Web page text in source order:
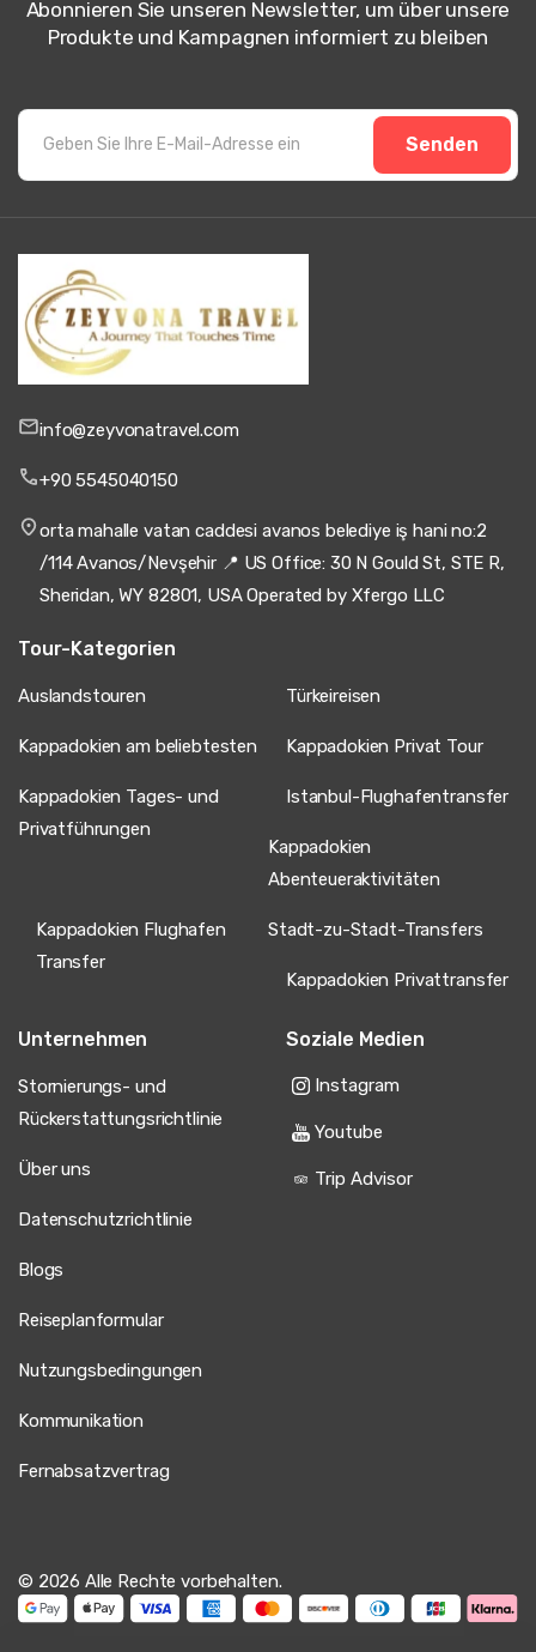
Abonnieren Sie unseren Newsletter, um über unsere
Produkte und Kampagnen informiert zu bleiben
Senden
info@zeyvonatravel.com
+90 5545040150
orta mahalle vatan caddesi avanos belediye iş hani no:2
/114 Avanos/Nevşehir 📍 US Office: 30 N Gould St, STE R,
Sheridan, WY 82801, USA Operated by Xfergo LLC
Tour-Kategorien
Auslandstouren Türkeireisen
Kappadokien am beliebtesten Kappadokien Privat Tour
Kappadokien Tages- und
Privatführungen
Istanbul-Flughafentransfer
Kappadokien
Abenteueraktivitäten
Kappadokien Flughafen
Transfer
Stadt-zu-Stadt-Transfers
Kappadokien Privattransfer
Unternehmen
Stornierungs- und
Rückerstattungsrichtlinie
Über uns
Datenschutzrichtlinie
Blogs
Reiseplanformular
Nutzungsbedingungen
Kommunikation
Fernabsatzvertrag
Soziale Medien
Instagram
Youtube
Trip Advisor
© 2026 Alle Rechte vorbehalten.